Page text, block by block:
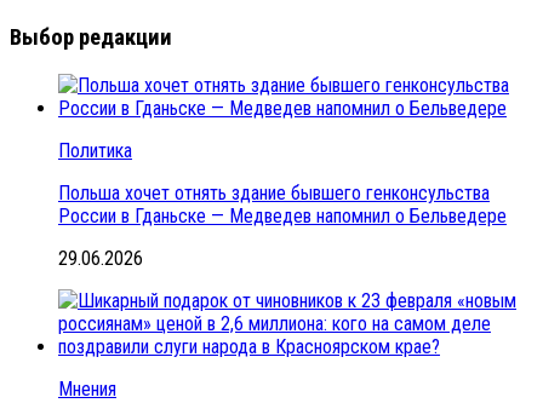
Выбор редакции
Политика
Польша хочет отнять здание бывшего генконсульства
России в Гданьске — Медведев напомнил о Бельведере
29.06.2026
Мнения